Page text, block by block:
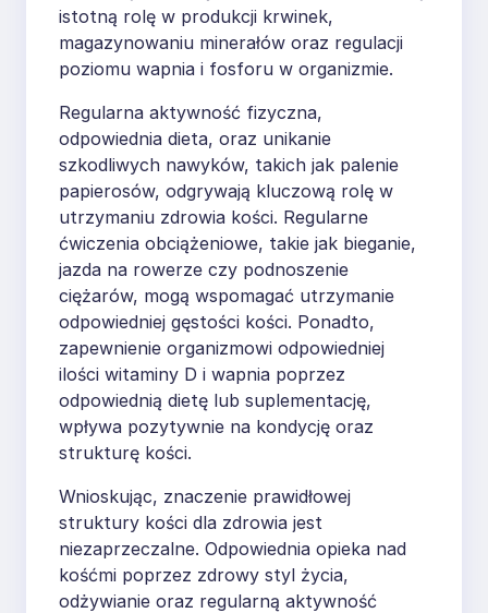
istotną rolę w produkcji krwinek,
magazynowaniu minerałów oraz regulacji
poziomu wapnia i fosforu w organizmie.
Regularna aktywność fizyczna,
odpowiednia dieta, oraz unikanie
szkodliwych nawyków, takich jak palenie
papierosów, odgrywają kluczową rolę w
utrzymaniu zdrowia kości. Regularne
ćwiczenia obciążeniowe, takie jak bieganie,
jazda na rowerze czy podnoszenie
ciężarów, mogą wspomagać utrzymanie
odpowiedniej gęstości kości. Ponadto,
zapewnienie organizmowi odpowiedniej
ilości witaminy D i wapnia poprzez
odpowiednią dietę lub suplementację,
wpływa pozytywnie na kondycję oraz
strukturę kości.
Wnioskując, znaczenie prawidłowej
struktury kości dla zdrowia jest
niezaprzeczalne. Odpowiednia opieka nad
kośćmi poprzez zdrowy styl życia,
odżywianie oraz regularną aktywność